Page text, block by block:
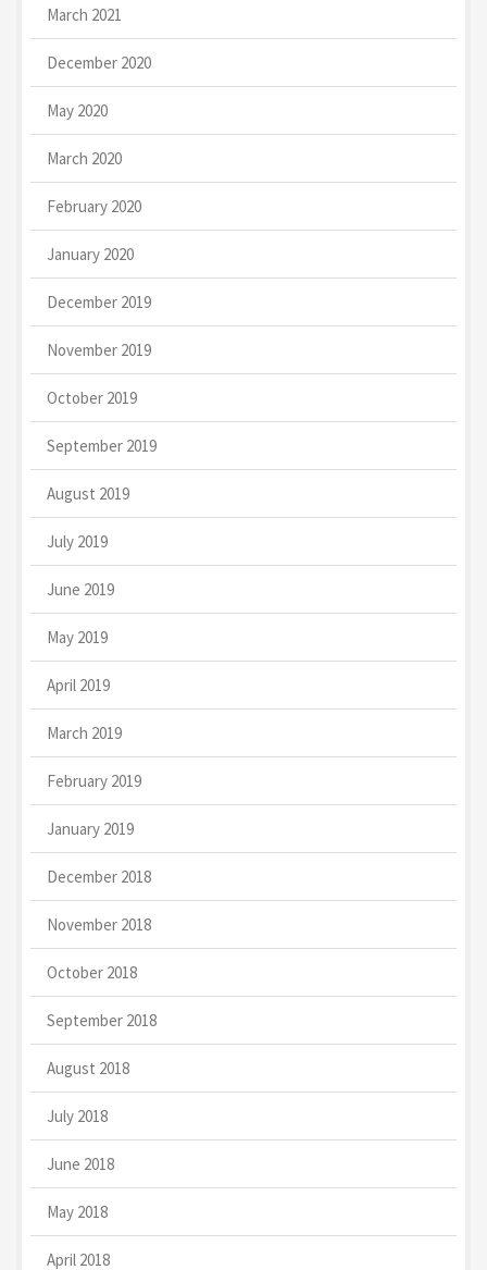
March 2021
December 2020
May 2020
March 2020
February 2020
January 2020
December 2019
November 2019
October 2019
September 2019
August 2019
July 2019
June 2019
May 2019
April 2019
March 2019
February 2019
January 2019
December 2018
November 2018
October 2018
September 2018
August 2018
July 2018
June 2018
May 2018
April 2018